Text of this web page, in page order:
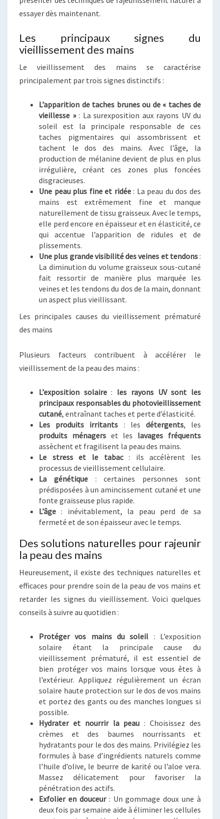
essayer dès maintenant.
Les principaux signes du
vieillissement des mains
Le vieillissement des mains se caractérise
principalement par trois signes distinctifs :
L’apparition de taches brunes ou de « taches de
vieillesse »: La surexposition aux rayons UV du
soleil est la principale responsable de ces
taches pigmentaires qui assombrissent et
tachent le dos des mains. Avec l’âge, la
production de mélanine devient de plus en plus
irrégulière, créant ces zones plus foncées
disgracieuses.
Une peau plus fine et ridée: La peau du dos des
mains est extrêmement fine et manque
naturellement de tissu graisseux. Avec le temps,
elle perd encore en épaisseur et en élasticité, ce
qui accentue l’apparition de ridules et de
plissements.
Une plus grande visibilité des veines et tendons:
La diminution du volume graisseux sous-cutané
fait ressortir de manière plus marquée les
veines et les tendons du dos de la main, donnant
un aspect plus vieillissant.
Les principales causes du vieillissement prématuré
des mains
Plusieurs facteurs contribuent à accélérer le
vieillissement de la peau des mains :
L’exposition solaire: les rayons UV sont les
principaux responsables du photovieillissement
cutané, entraînant taches et perte d’élasticité.
Les produits irritants : les détergents, les
produits ménagerset les lavages fréquents
assèchent et fragilisent la peau des mains.
Le stress et le tabac: ils accélèrent les
processus de vieillissement cellulaire.
La génétique: certaines personnes sont
prédisposées à un amincissement cutané et une
fonte graisseuse plus rapide.
L’âge : inévitablement, la peau perd de sa
fermeté et de son épaisseur avec le temps.
Des solutions naturelles pour rajeunir
la peau des mains
Heureusement, il existe des techniques naturelles et
efficaces pour prendre soin de la peau de vos mains et
retarder les signes du vieillissement. Voici quelques
conseils à suivre au quotidien :
Protéger vos mains du soleil : L’exposition
solaire étant la principale cause du
vieillissement prématuré, il est essentiel de
bien protéger vos mains lorsque vous êtes à
l’extérieur. Appliquez régulièrement un écran
solaire haute protection sur le dos de vos mains
et portez des gants ou des manches longues si
possible.
Hydrater et nourrir la peau : Choisissez des
crèmes et des baumes nourrissants et
hydratants pour le dos des mains. Privilégiez les
formules à base d’ingrédients naturels comme
l’huile d’olive, le beurre de karité ou l’aloe vera.
Massez délicatement pour favoriser la
pénétration des actifs.
Exfolier en douceur: Un gommage doux une à
deux fois par semaine aide à éliminer les cellules